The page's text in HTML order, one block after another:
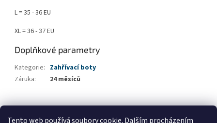
Tento web používá soubory cookie. Dalším procházením
L = 35 - 36 EU
XL = 36 - 37 EU
Doplňkové parametry
Kategorie: Zahřívací boty
Záruka: 24 měsíců
Z